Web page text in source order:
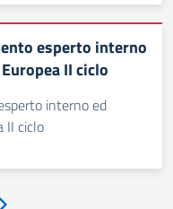
esperto interno
II ciclo
interno ed
II ciclo